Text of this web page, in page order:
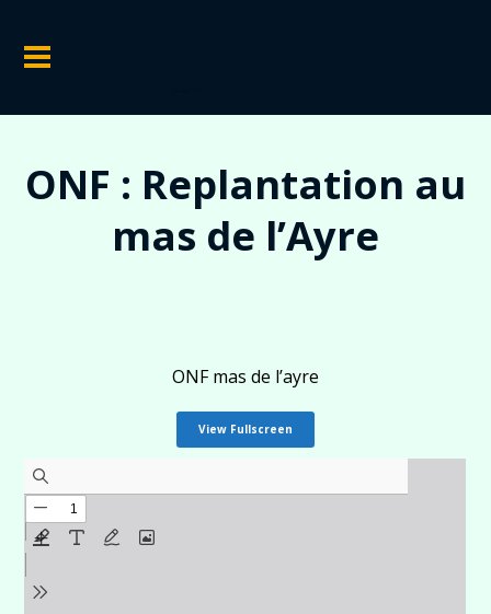
ONF : Replantation au
mas de l’Ayre
ONF mas de l’ayre
View Fullscreen